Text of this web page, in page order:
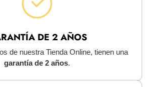
DE 2 AÑOS
de nuestra Tienda Online, tienen una
garantía de 2 años.